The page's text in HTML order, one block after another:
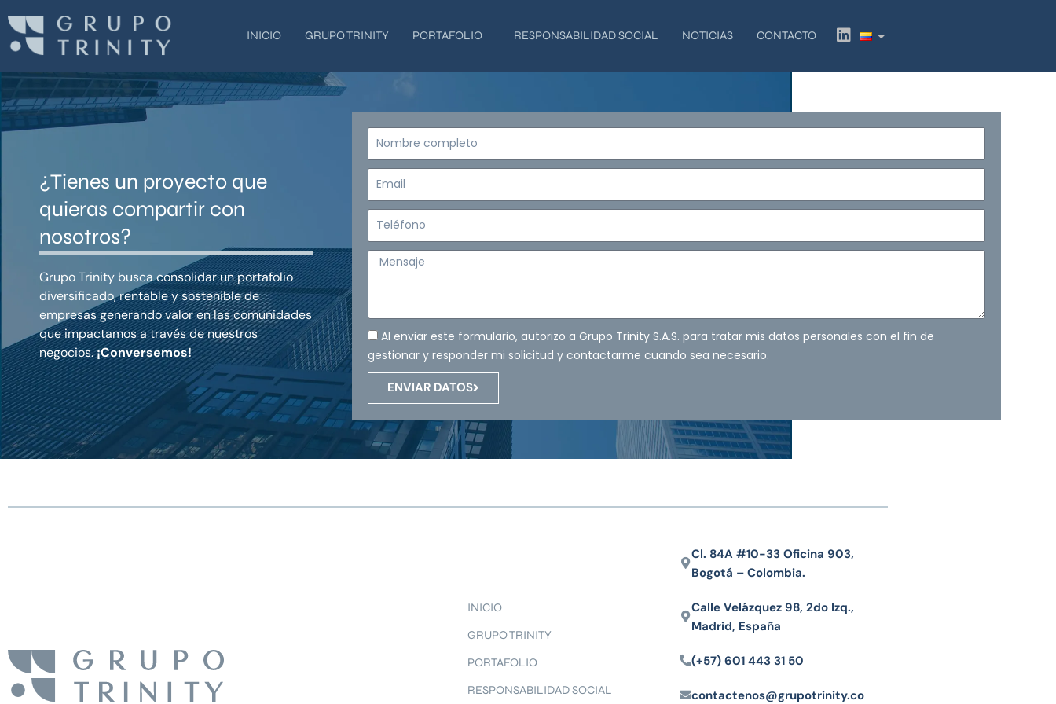
contenido
INICIO GRUPO TRINITY PORTAFOLIO RESPONSABILIDAD SOCIAL NOTICIAS CONTACTO
L
i
k
¿Tienes un proyecto que
quieras compartir con
nosotros?
Grupo Trinity busca consolidar un portafolio
diversificado, rentable y sostenible de
empresas generando valor en las comunidades
que impactamos a través de nuestros
negocios.¡Conversemos!
Nombre
Email
Teléfono
Mensaje
Al enviar este formulario, autorizo a Grupo Trinity S.A.S. para tratar mis datos personales con el fin de
gestionar y responder mi solicitud y contactarme cuando sea necesario.
ENVIAR DATOS
INICIO
GRUPO TRINITY
PORTAFOLIO
RESPONSABILIDAD SOCIAL
Cl. 84A #10-33 Oficina 903,
Bogotá – Colombia.
Calle Velázquez 98, 2do Izq.,
Madrid, España
(+57) 601 443 31 50
contactenos@grupotrinity.co